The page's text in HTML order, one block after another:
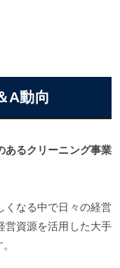
A動向
あるクリーニング事業
くなる中で日々の経営
営資源を活用した大手